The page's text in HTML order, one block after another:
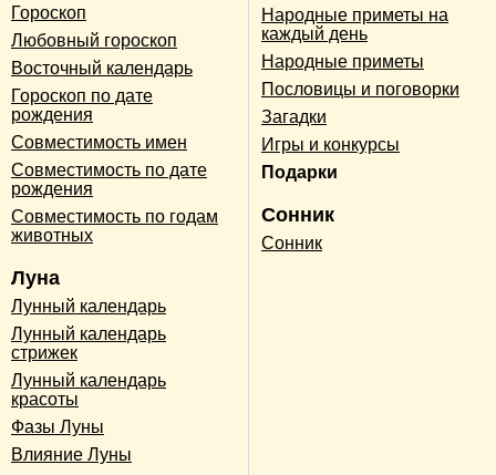
Гороскоп
Любовный гороскоп
Восточный календарь
Гороскоп по дате
рождения
Совместимость имен
Совместимость по дате
рождения
Совместимость по годам
животных
Луна
Лунный календарь
Лунный календарь
стрижек
Лунный календарь
красоты
Фазы Луны
Влияние Луны
Народные приметы на
каждый день
Народные приметы
Пословицы и поговорки
Загадки
Игры и конкурсы
Подарки
Сонник
Сонник